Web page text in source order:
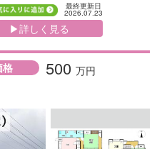
最終更新日
2026.07.23
▶詳しく見る
格 500 万円